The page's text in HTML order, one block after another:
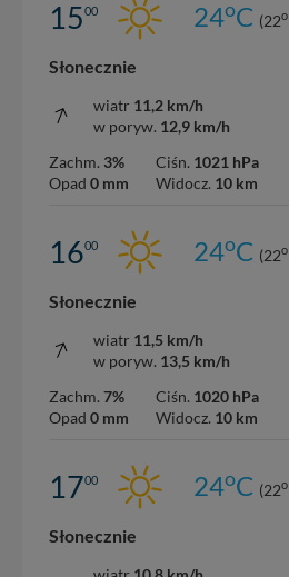
1500 24oC (22o
Słonecznie
wiatr 11,2 km/h
w poryw. 12,9 km/h
Zachm. 3%
Opad 0 mm
Ciśn. 1021 hPa
Widocz. 10 km
1600 24oC (22o
Słonecznie
wiatr 11,5 km/h
w poryw. 13,5 km/h
Zachm. 7%
Opad 0 mm
Ciśn. 1020 hPa
Widocz. 10 km
1700 24oC (22o
Słonecznie